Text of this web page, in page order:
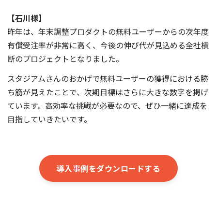
【石川様】
昨年は、年末調整プロダクトの無料ユーザーからの次年度
有償受注率が非常に高く、今後の伸び代が見込める全社横
断のプロジェクトとなりました。
スタジアムさんのおかげで無料ユーザーの獲得における勝
ち筋が見えたことで、次期目標はさらに大きな数字を掲げ
ています。高効率な挑戦が必要なので、ぜひ一緒に達成を
目指していきたいです。
導入事例をダウンロードする